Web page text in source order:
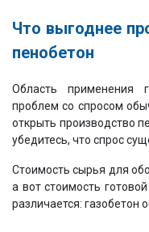
Что выгоднее
пенобетон
Область применения
проблем со спросом
открыть производство
убедитесь, что спрос
Стоимость сырья для
а вот стоимость
различается: газобетон